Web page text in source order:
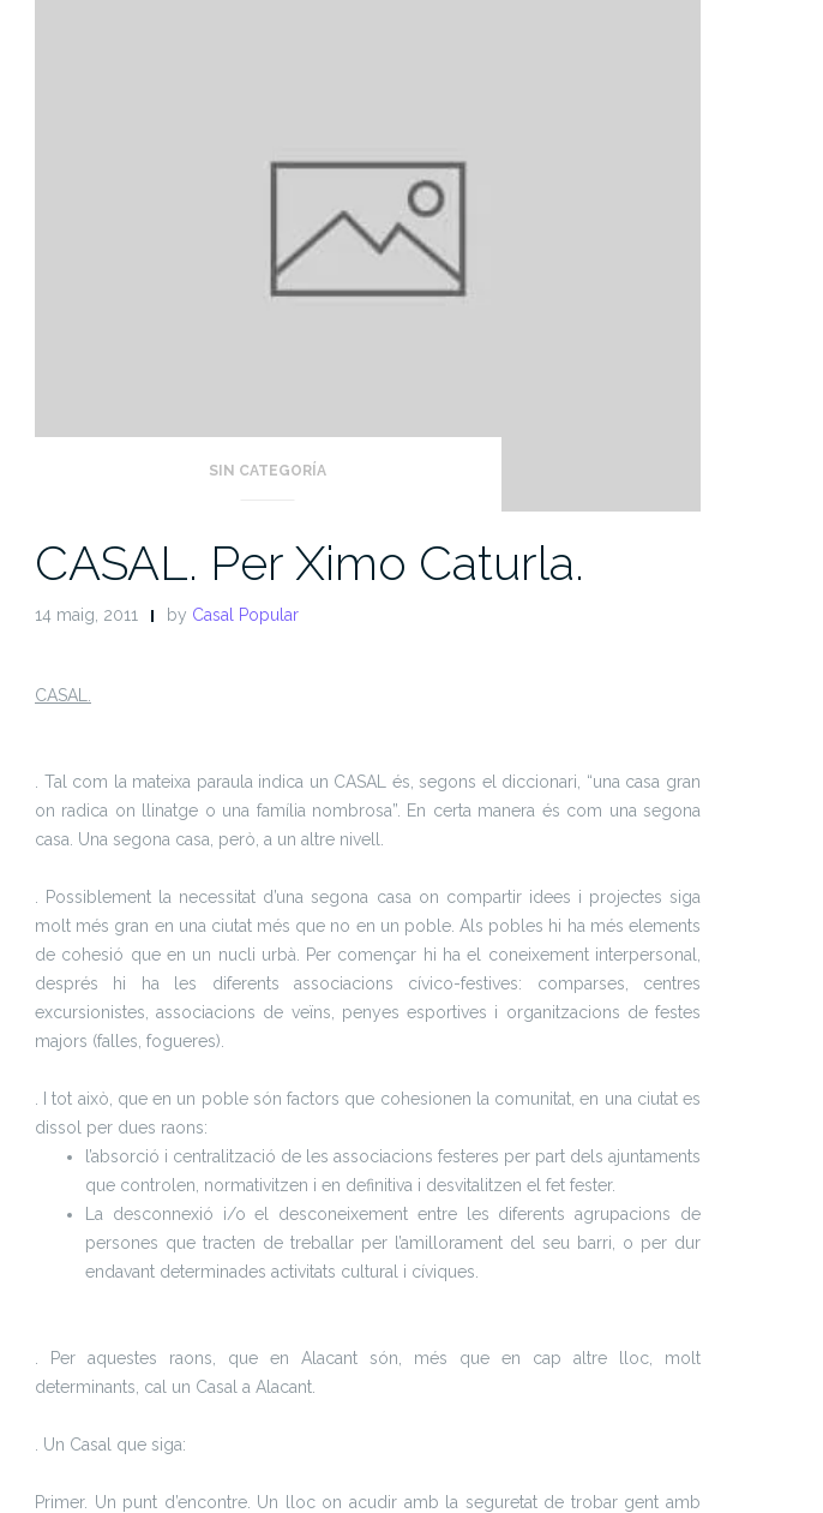
SIN CATEGORÍA
CASAL. Per Ximo Caturla.
14 maig, 2011 by Casal Popular
CASAL.
. Tal com la mateixa paraula indica un CASAL és, segons el diccionari, “una casa gran
on radica on llinatge o una família nombrosa”. En certa manera és com una segona
casa. Una segona casa, però, a un altre nivell.
. Possiblement la necessitat d’una segona casa on compartir idees i projectes siga
molt més gran en una ciutat més que no en un poble. Als pobles hi ha més elements
de cohesió que en un nucli urbà. Per començar hi ha el coneixement interpersonal,
després hi ha les diferents associacions cívico-festives: comparses, centres
excursionistes, associacions de veïns, penyes esportives i organitzacions de festes
majors (falles, fogueres).
. I tot això, que en un poble són factors que cohesionen la comunitat, en una ciutat es
dissol per dues raons:
l’absorció i centralització de les associacions festeres per part dels ajuntaments
que controlen, normativitzen i en definitiva i desvitalitzen el fet fester.
La desconnexió i/o el desconeixement entre les diferents agrupacions de
persones que tracten de treballar per l’amillorament del seu barri, o per dur
endavant determinades activitats cultural i cíviques.
. Per aquestes raons, que en Alacant són, més que en cap altre lloc, molt
determinants, cal un Casal a Alacant.
. Un Casal que siga:
Primer. Un punt d’encontre. Un lloc on acudir amb la seguretat de trobar gent amb